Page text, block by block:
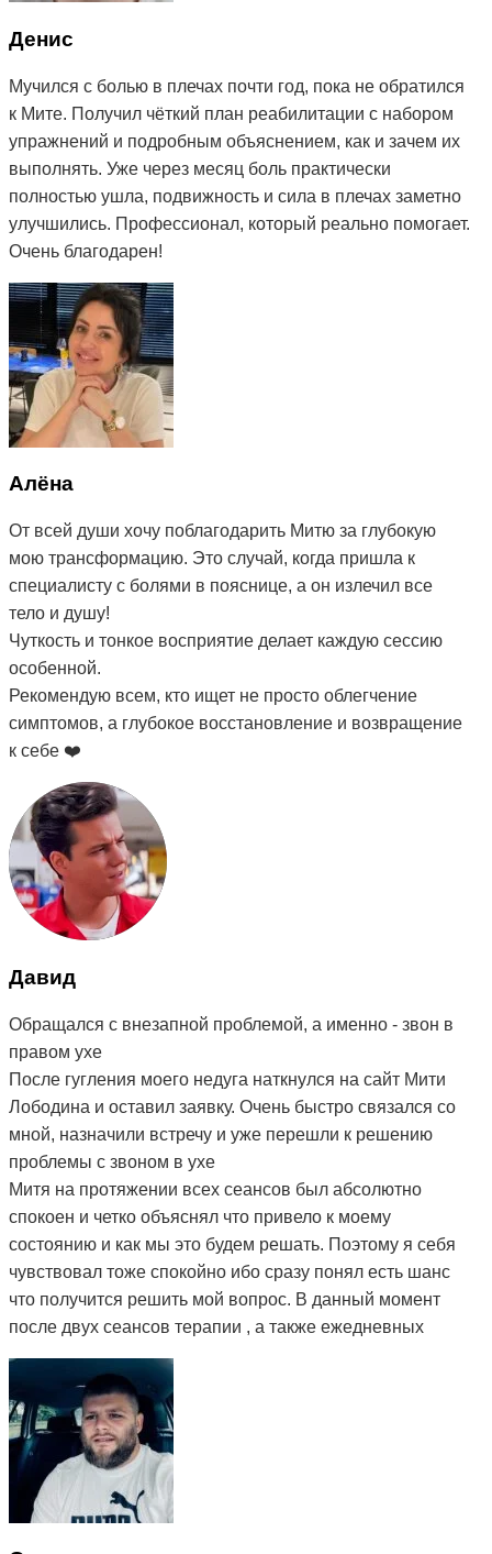
Денис
Мучился с болью в плечах почти год, пока не обратился
к Мите. Получил чёткий план реабилитации с набором
упражнений и подробным объяснением, как и зачем их
выполнять. Уже через месяц боль практически
полностью ушла, подвижность и сила в плечах заметно
улучшились. Профессионал, который реально помогает.
Очень благодарен!
Алёна
От всей души хочу поблагодарить Митю за глубокую
мою трансформацию. Это случай, когда пришла к
специалисту с болями в пояснице, а он излечил все
тело и душу!
Чуткость и тонкое восприятие делает каждую сессию
особенной.
Рекомендую всем, кто ищет не просто облегчение
симптомов, а глубокое восстановление и возвращение
к себе ❤️
Давид
Обращался с внезапной проблемой, а именно - звон в
правом ухе
После гугления моего недуга наткнулся на сайт Мити
Лободина и оставил заявку. Очень быстро связался со
мной, назначили встречу и уже перешли к решению
проблемы с звоном в ухе
Митя на протяжении всех сеансов был абсолютно
спокоен и четко объяснял что привело к моему
состоянию и как мы это будем решать. Поэтому я себя
чувствовал тоже спокойно ибо сразу понял есть шанс
что получится решить мой вопрос. В данный момент
после двух сеансов терапии , а также ежедневных
упражнений, назначеных мне Митей, моё состояние
улучшилось, пропала боль в шее и плечах и самое
главное - звон стал гораздо тише, а иногда стихает
вовсе. Поэтому я могу рекомендовать остеопата Митю
ибо из всей цепочки людей к которым я обращался с
моей проблемой - это первый и единственный человек
который мне реально помогает) Огромное вам спасибо